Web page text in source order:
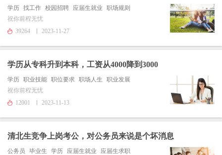
学历 找工作 校园招聘 应届生就业
职场规则
祝你前程无忧
39264
2023-11-27
学历从专科升到本科，工资从4000降到3000
学历 职业技能 职位要求 职场人生
职业发展
祝你前程无忧
12001
2023-11-13
清北生竞争上岗考公，对公务员来说是个坏消息
公务员 毕业生 学历 应届生就业
应届生求职